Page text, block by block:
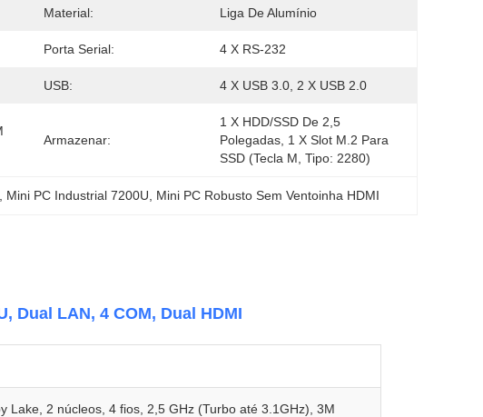
Material: Liga De Alumínio
Porta Serial: 4 X RS-232
USB: 4 X USB 3.0, 2 X USB 2.0
Armazenar:
1 X HDD/SSD De 2,5
Polegadas, 1 X Slot M.2 Para
SSD (tecla M, Tipo: 2280)
Mini PC Industrial 7200U Mini PC Robusto Sem Ventoinha HDMI
Dual LAN, 4 COM, Dual HDMI
Lake, 2 núcleos, 4 fios, 2,5 GHz (Turbo até 3.1GHz), 3M